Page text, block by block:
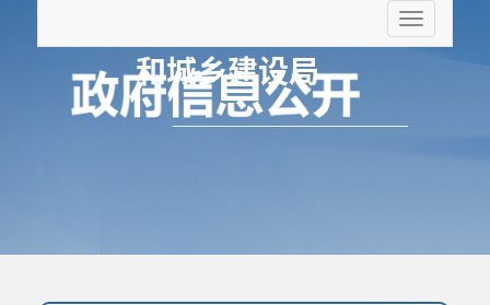
和城乡建设局
折
叠